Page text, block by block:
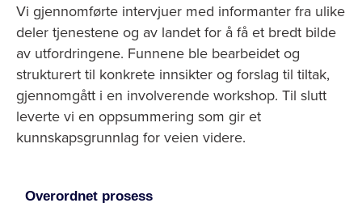
Vi gjennomførte intervjuer med informanter fra ulike
deler tjenestene og av landet for å få et bredt bilde
av utfordringene. Funnene ble bearbeidet og
strukturert til konkrete innsikter og forslag til tiltak,
gjennomgått i en involverende workshop. Til slutt
leverte vi en oppsummering som gir et
kunnskapsgrunnlag for veien videre.